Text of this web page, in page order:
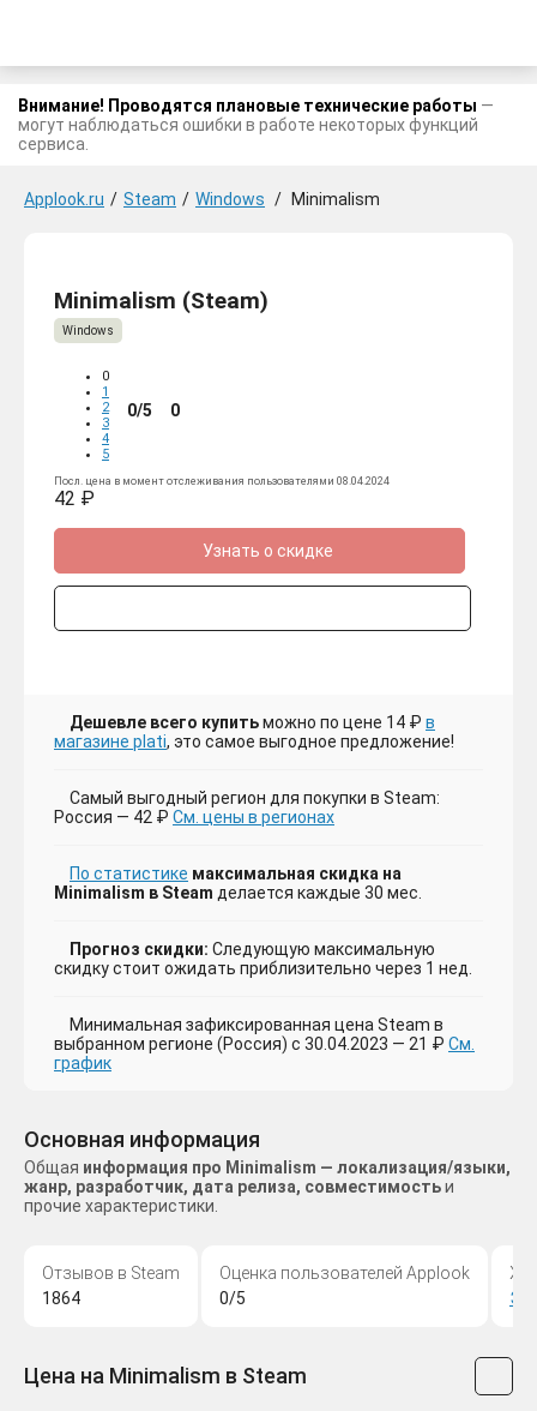
Внимание! Проводятся плановые технические работы —
могут наблюдаться ошибки в работе некоторых функций
сервиса.
Applook.ru / Steam / Windows / Minimalism
Minimalism (Steam)
Windows
0
1
2
3
4
5
0/5 0
Посл. цена в момент отслеживания пользователями 08.04.2024
42 ₽
Узнать о скидке
Дешевле всего купитьможно по цене 14 ₽ в
магазине plati, это самое выгодное предложение!
Самый выгодный регион для покупки в Steam:
Россия — 42 ₽ См. цены в регионах
По статистике максимальная скидка на
Minimalism в Steam делается каждые 30 мес.
Прогноз скидки: Следующую максимальную
скидку стоит ожидать приблизительно через 1 нед.
Минимальная зафиксированная цена Steam в
выбранном регионе (Россия) с 30.04.2023 — 21 ₽ См.
график
Основная информация
Общая информация про Minimalism — локализация/языки,
жанр, разработчик, дата релиза, совместимостьи
прочие характеристики.
Отзывов в Steam
1864
Оценка пользователей Applook
0/5
Цена на Minimalism в Steam